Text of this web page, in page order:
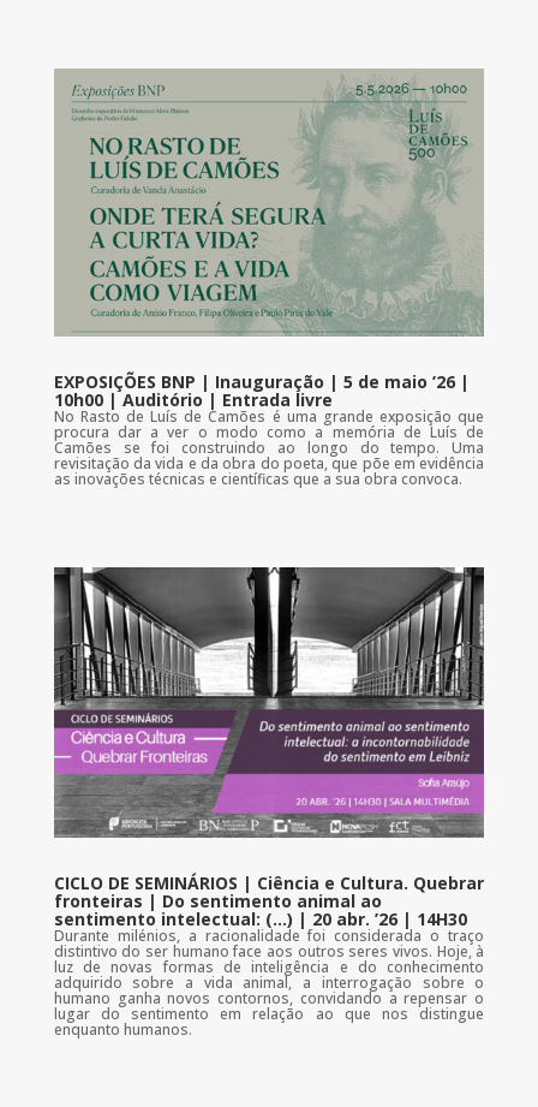
EXPOSIÇÕES BNP | Inauguração | 5 de maio ’26 |
10h00 | Auditório | Entrada livre
No Rasto de Luís de Camões é uma grande exposição que
procura dar a ver o modo como a memória de Luís de
Camões se foi construindo ao longo do tempo. Uma
revisitação da vida e da obra do poeta, que põe em evidência
as inovações técnicas e científicas que a sua obra convoca.
CICLO DE SEMINÁRIOS | Ciência e Cultura. Quebrar
fronteiras | Do sentimento animal ao
sentimento intelectual: (…) | 20 abr. ’26 | 14H30
Durante milénios, a racionalidade foi considerada o traço
distintivo do ser humano face aos outros seres vivos. Hoje, à
luz de novas formas de inteligência e do conhecimento
adquirido sobre a vida animal, a interrogação sobre o
humano ganha novos contornos, convidando a repensar o
lugar do sentimento em relação ao que nos distingue
enquanto humanos.